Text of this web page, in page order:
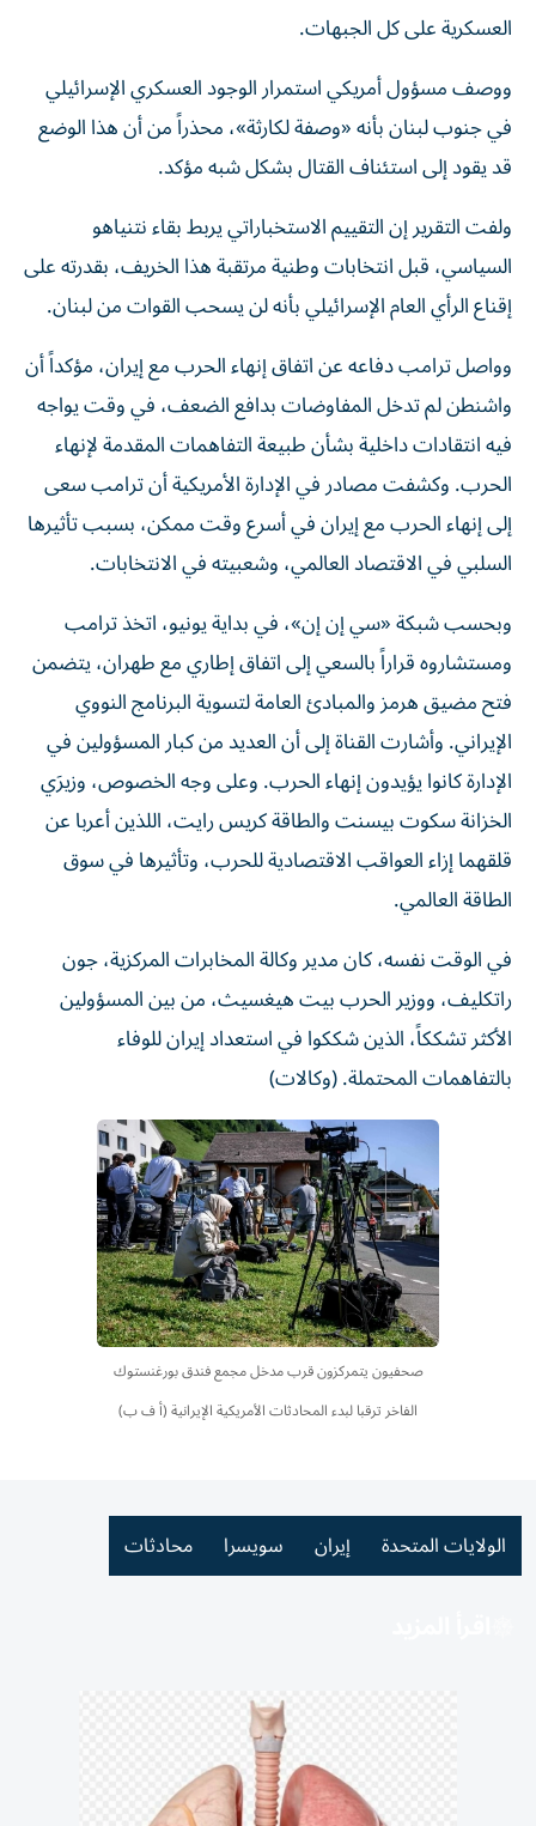
العسكرية على كل الجبهات.
ووصف مسؤول أمريكي استمرار الوجود العسكري الإسرائيلي
في جنوب لبنان بأنه «وصفة لكارثة»، محذراً من أن هذا الوضع
قد يقود إلى استئناف القتال بشكل شبه مؤكد.
ولفت التقرير إن التقييم الاستخباراتي يربط بقاء نتنياهو
السياسي، قبل انتخابات وطنية مرتقبة هذا الخريف، بقدرته على
إقناع الرأي العام الإسرائيلي بأنه لن يسحب القوات من لبنان.
وواصل ترامب دفاعه عن اتفاق إنهاء الحرب مع إيران، مؤكداً أن
واشنطن لم تدخل المفاوضات بدافع الضعف، في وقت يواجه
فيه انتقادات داخلية بشأن طبيعة التفاهمات المقدمة لإنهاء
الحرب. وكشفت مصادر في الإدارة الأمريكية أن ترامب سعى
إلى إنهاء الحرب مع إيران في أسرع وقت ممكن، بسبب تأثيرها
السلبي في الاقتصاد العالمي، وشعبيته في الانتخابات.
وبحسب شبكة «سي إن إن»، في بداية يونيو، اتخذ ترامب
ومستشاروه قراراً بالسعي إلى اتفاق إطاري مع طهران، يتضمن
فتح مضيق هرمز والمبادئ العامة لتسوية البرنامج النووي
الإيراني. وأشارت القناة إلى أن العديد من كبار المسؤولين في
الإدارة كانوا يؤيدون إنهاء الحرب. وعلى وجه الخصوص، وزيرَي
الخزانة سكوت بيسنت والطاقة كريس رايت، اللذين أعربا عن
قلقهما إزاء العواقب الاقتصادية للحرب، وتأثيرها في سوق
الطاقة العالمي.
في الوقت نفسه، كان مدير وكالة المخابرات المركزية، جون
راتكليف، ووزير الحرب بيت هيغسيث، من بين المسؤولين
الأكثر تشككاً، الذين شككوا في استعداد إيران للوفاء
بالتفاهمات المحتملة. (وكالات)
صحفيون يتمركزون قرب مدخل مجمع فندق بورغنستوك
الفاخر ترقبا لبدء المحادثات الأمريكية الإيرانية (أ ف ب)
الولايات المتحدة إيران سويسرا محادثات